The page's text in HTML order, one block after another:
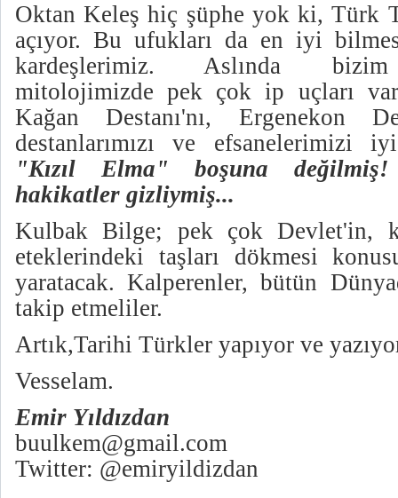
Oktan Keleş hiç şüphe yok ki, Türk
açıyor. Bu ufukları da en iyi
kardeşlerimiz. Aslında bizim
mitolojimizde pek çok ip uçları
Kağan Destanı'nı, Ergenekon
destanlarımızı ve efsanelerimizi
"Kızıl Elma" boşuna değilmiş!
hakikatler gizliymiş...
Kulbak Bilge; pek çok Devlet'in,
eteklerindeki taşları dökmesi
yaratacak. Kalperenler, bütün
takip etmeliler.
Artık,Tarihi Türkler yapıyor ve
Vesselam.
Emir Yıldızdan
buulkem@gmail.com
Twitter: @emiryildizdan